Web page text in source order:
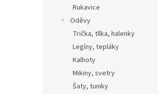
Rukavice
Oděvy
Trička, tílka, halenky
Legíny, tepláky
Kalhoty
Mikiny, svetry
Šaty, tuniky